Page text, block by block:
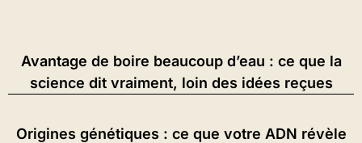
Avantage de boire beaucoup d’eau : ce que la
science dit vraiment, loin des idées reçues
Origines génétiques : ce que votre ADN révèle